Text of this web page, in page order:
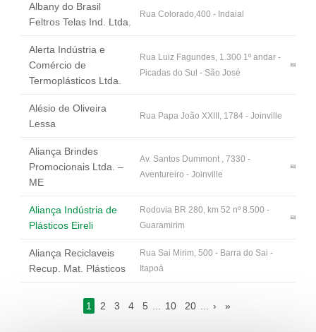
Albany do Brasil
Feltros Telas Ind. Ltda.
Rua Colorado,400 - Indaial
Alerta Indústria e
Comércio de
Termoplásticos Ltda.
Rua Luiz Fagundes, 1.300 1º andar -
Picadas do Sul - São José
Alésio de Oliveira
Lessa
Rua Papa João XXIII, 1784 - Joinville
Aliança Brindes
Promocionais Ltda. –
ME
Av. Santos Dummont , 7330 -
Aventureiro - Joinville
Aliança Indústria de
Plásticos Eireli
Rodovia BR 280, km 52 nº 8.500 -
Guaramirim
Aliança Reciclaveis
Recup. Mat. Plásticos
Rua Sai Mirim, 500 - Barra do Sai -
Itapoá
1 2 3 4 5 10 20 › »